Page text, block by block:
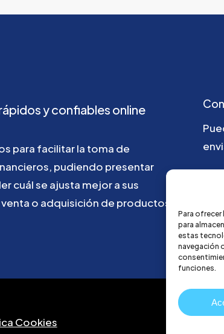
Para
para
estas
navegación
funciones.
yconfiables online
para facilitarla toma de
pudiendo presentar
cuálse ajusta mejorasus
venta o adquisición de productos
Cookies